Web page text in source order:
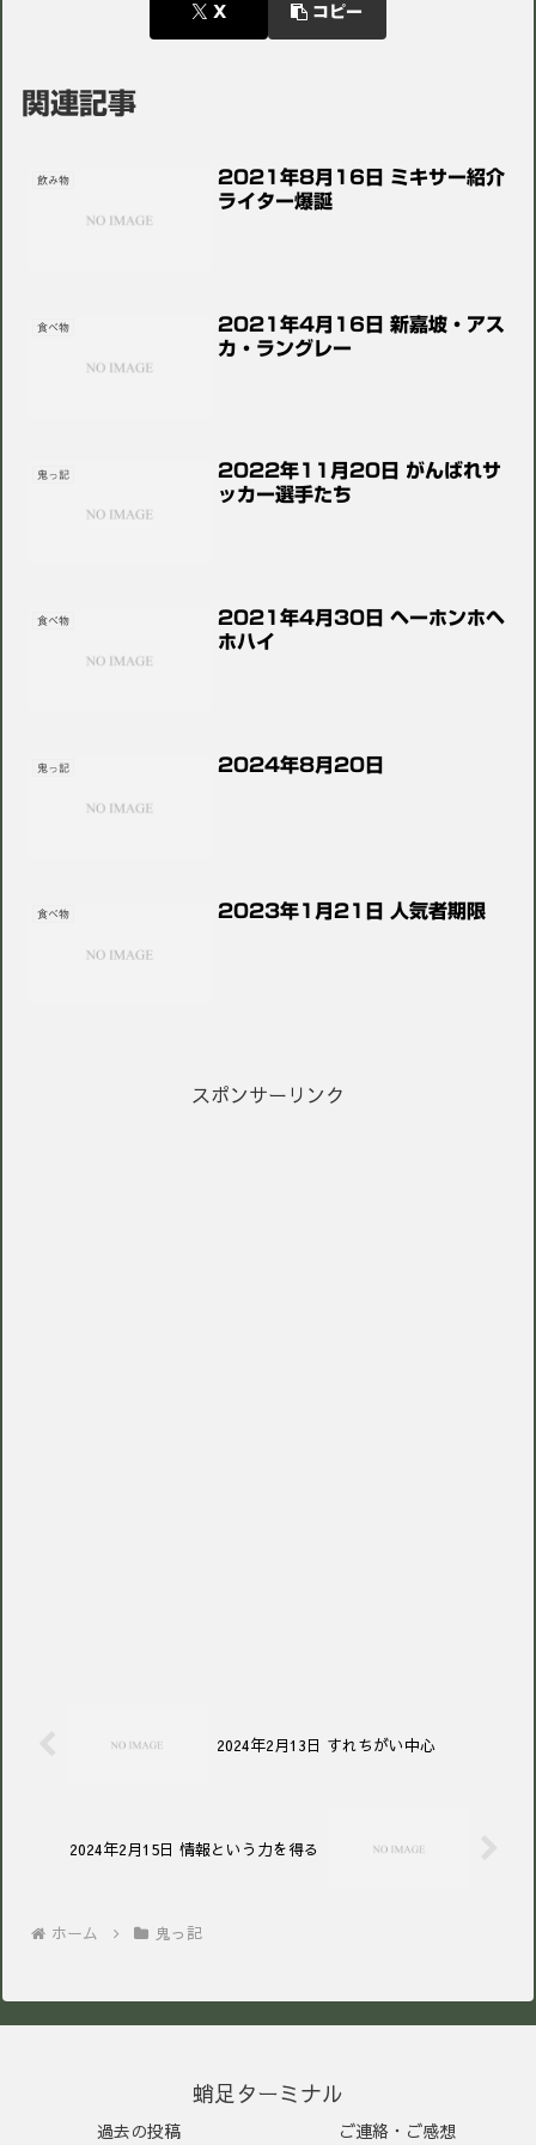
X コピー
関連記事
飲み物
2021年8月16日 ミキサー紹介
ライター爆誕
食べ物
2021年4月16日 新嘉坡・アス
カ・ラングレー
鬼っ記
2022年11月20日 がんばれサ
ッカー選手たち
食べ物
2021年4月30日 ヘーホンホヘ
ホハイ
鬼っ記 2024年8月20日
食べ物 2023年1月21日 人気者期限
スポンサーリンク
2024年2月13日 すれちがい中心
2024年2月15日 情報という力を得る
ホーム 鬼っ記
蛸足ターミナル
過去の投稿 ご連絡・ご感想